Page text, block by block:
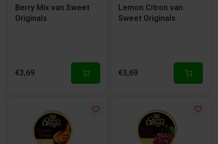
Berry Mix van Sweet
Originals
€3,69
Lemon Citron van
Sweet Originals
€3,69